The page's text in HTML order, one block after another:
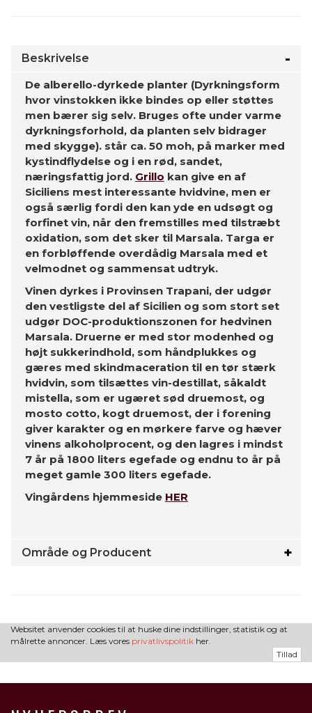
Beskrivelse
De alberello-dyrkede planter (Dyrkningsform
hvor vinstokken ikke bindes op eller støttes
men bærer sig selv. Bruges ofte under varme
dyrkningsforhold, da planten selv bidrager
med skygge). står ca. 50 moh, på marker med
kystindflydelse og i en rød, sandet,
næringsfattig jord. Grillo kan give en af
Siciliens mest interessante hvidvine, men er
også særlig fordi den kan yde en udsøgt og
forfinet vin, når den fremstilles med tilstræbt
oxidation, som det sker til Marsala. Targa er
en forbløffende overdådig Marsala med et
velmodnet og sammensat udtryk.
Vinen dyrkes i Provinsen Trapani, der udgør
den vestligste del af Sicilien og som stort set
udgør DOC-produktionszonen for hedvinen
Marsala. Druerne er med stor modenhed og
højt sukkerindhold, som håndplukkes og
gæres med skindmaceration til en tør stærk
hvidvin, som tilsættes vin-destillat, såkaldt
mistella, som er ugæret sød druemost, og
mosto cotto, kogt druemost, der i forening
giver karakter og en mørkere farve og hæver
vinens alkoholprocent, og den lagres i mindst
7 år på 1800 liters egefade og endnu to år på
meget gamle 300 liters egefade.
Vingårdens hjemmeside HER
Område og Producent
Websitet anvender cookies til at huske dine indstillinger, statistik og at
målrette annoncer. Læs vores privatlivspolitik her.
Tillad